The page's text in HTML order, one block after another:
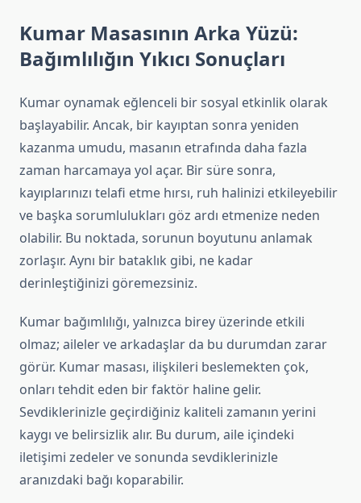
Kumar Masasının Arka Yüzü:
Bağımlılığın Yıkıcı Sonuçları
Kumar oynamak eğlenceli bir sosyal etkinlik olarak
başlayabilir. Ancak, bir kayıptan sonra yeniden
kazanma umudu, masanın etrafında daha fazla
zaman harcamaya yol açar. Bir süre sonra,
kayıplarınızı telafi etme hırsı, ruh halinizi etkileyebilir
ve başka sorumlulukları göz ardı etmenize neden
olabilir. Bu noktada, sorunun boyutunu anlamak
zorlaşır. Aynı bir bataklık gibi, ne kadar
derinleştiğinizi göremezsiniz.
Kumar bağımlılığı, yalnızca birey üzerinde etkili
olmaz; aileler ve arkadaşlar da bu durumdan zarar
görür. Kumar masası, ilişkileri beslemekten çok,
onları tehdit eden bir faktör haline gelir.
Sevdiklerinizle geçirdiğiniz kaliteli zamanın yerini
kaygı ve belirsizlik alır. Bu durum, aile içindeki
iletişimi zedeler ve sonunda sevdiklerinizle
aranızdaki bağı koparabilir.